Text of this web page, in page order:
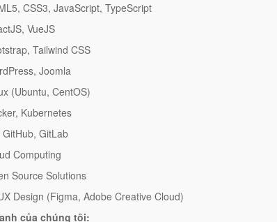
CSS3, JavaScript, TypeScript
VueJS
Tailwind CSS
Joomla
(Ubuntu, CentOS)
Kubernetes
GitLab
Computing
Source Solutions
Design (Figma, Adobe Creative Cloud)
của chúng tôi: